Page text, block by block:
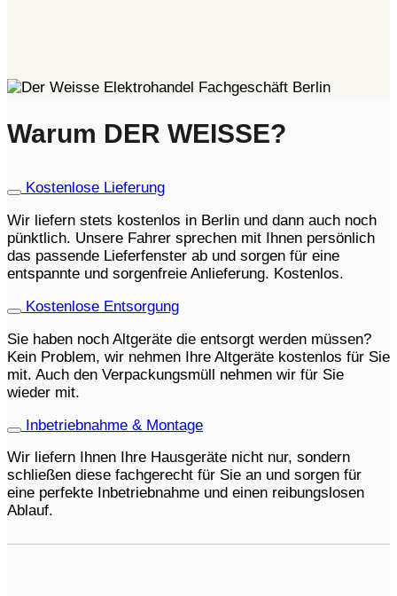
Warum DER WEISSE?
Kostenlose Lieferung
Wir liefern stets kostenlos in Berlin und dann auch noch
pünktlich. Unsere Fahrer sprechen mit Ihnen persönlich
das passende Lieferfenster ab und sorgen für eine
entspannte und sorgenfreie Anlieferung. Kostenlos.
Kostenlose Entsorgung
Sie haben noch Altgeräte die entsorgt werden müssen?
Kein Problem, wir nehmen Ihre Altgeräte kostenlos für Sie
mit. Auch den Verpackungsmüll nehmen wir für Sie
wieder mit.
Inbetriebnahme & Montage
Wir liefern Ihnen Ihre Hausgeräte nicht nur, sondern
schließen diese fachgerecht für Sie an und sorgen für
eine perfekte Inbetriebnahme und einen reibungslosen
Ablauf.